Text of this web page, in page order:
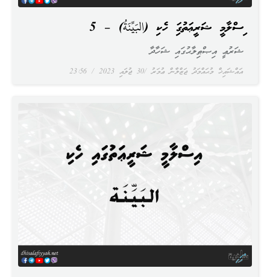
އިސްލާމީ ޝަރީޢަތުގައި ހެކި (البَيِّنَةُ) – 5
އައްޝައިޚް މުޙައްމަދު ޖަޒްލާން ޢުމަރު 30 ޖުލައި 2023
ޝަރުޢީ އިޞްޠިލާޙުގައި ޝަހާދާ